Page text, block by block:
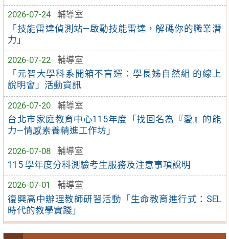
2026-07-24
輔導室
「技能雷達偵測站—啟動技能雷達，解碼你的職業潛
力」
2026-07-22
輔導室
「元智大學科系開箱不盲選：學長姊自然組 的線上
說明會」活動資訊
2026-07-20
輔導室
台北市家庭教育中心115年度「找回名為『愛』的能
力—情感素養精進工作坊」
2026-07-08
輔導室
115 學年度分科測驗考生服務及注意事項說明
2026-07-01
輔導室
復興高中辦理教師研習活動「生命教育進行式：SEL
時代的教學實踐」